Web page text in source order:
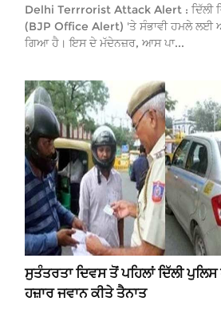
Delhi Terrrorist Attack Alert : ਦਿੱਲੀ
(BJP Office Alert) 'ਤੇ ਸੰਭਾਵੀ ਹਮਲੇ ਲਈ
ਗਿਆ ਹੈ। ਇਸ ਦੇ ਮੱਦੇਨਜ਼ਰ, ਆਸ ਪਾ...
ਸੁਤੰਤਰਤਾ ਦਿਵਸ ਤੋਂ ਪਹਿਲਾਂ ਦਿੱਲੀ
ਹਜ਼ਾਰ ਜਵਾਨ ਕੀਤੇ ਤੈਨਾਤ